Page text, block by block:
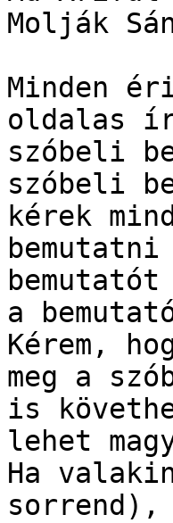
Molják
Minden
oldalas
szóbeli
szóbeli
kérek
a
Kérem,
meg a
is
lehet
Ha
sorrend),